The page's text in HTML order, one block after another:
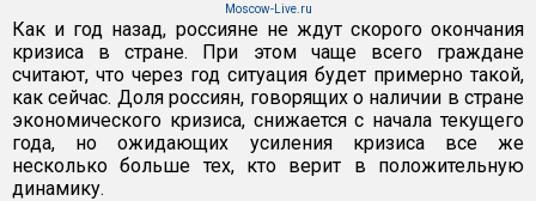
Moscow-Live.ru
Как и год назад, россияне не ждут скорого окончания
кризиса в стране. При этом чаще всего граждане
считают, что через год ситуация будет примерно такой,
как сейчас. Доля россиян, говорящих о наличии в стране
экономического кризиса, снижается с начала текущего
года, но ожидающих усиления кризиса все же
несколько больше тех, кто верит в положительную
динамику.